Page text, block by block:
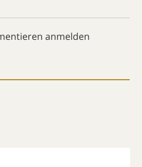
anmelden